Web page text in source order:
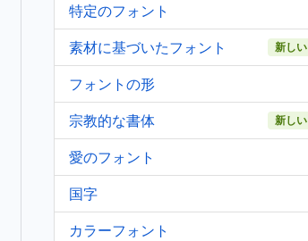
特定のフォント
素材に基づいたフォント
新しい
フォントの形
宗教的な書体
新しい
愛のフォント
国字
カラーフォント